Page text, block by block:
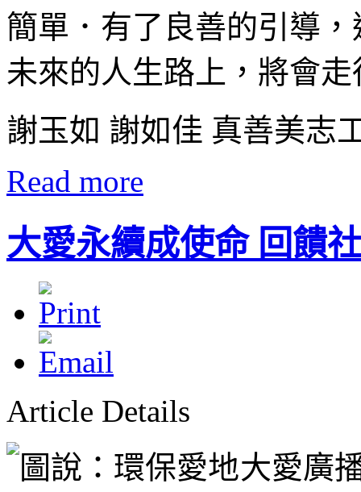
簡單．有了良善的引導
未來的人生路上，將會
謝玉如 謝如佳 真善美志
Read more
大愛永續成使命 回饋
Article Details
大愛廣